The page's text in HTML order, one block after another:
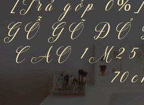
KHÁCH HÀNG CỦA CHÚNG
GỖ GÕ
CAO